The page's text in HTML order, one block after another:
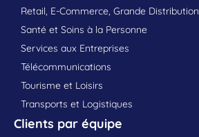
Retail, E-Commerce, Grande Distribution
Santé et Soins à la Personne
Services aux Entreprises
Télécommunications
Tourisme et Loisirs
Transports et Logistiques
Clients par équipe